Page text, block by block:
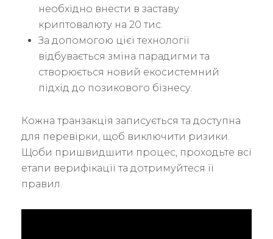
необхідно внести в заставу
криптовалюту на 20 тис.
За допомогою цієї технології
відбувається зміна парадигми та
створюється новий екосистемний
підхід до позикового бізнесу.
Кожна транзакція записується та доступна
для перевірки, щоб виключити ризики.
Щоби пришвидшити процес, проходьте всі
етапи верифікації та дотримуйтеся її
правил.